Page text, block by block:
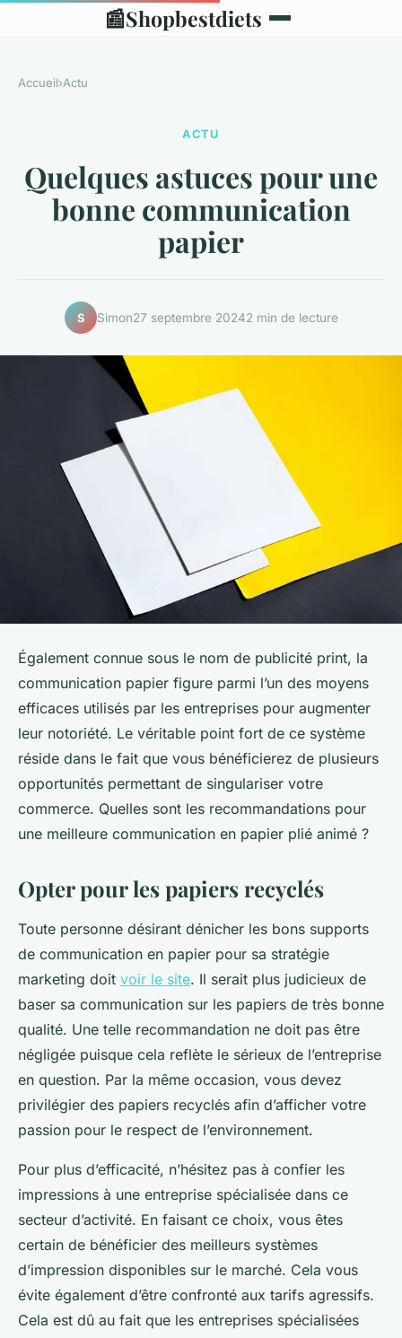
📰Shopbestdiets
Accueil›Actu
ACTU
Quelques astuces pour une
bonne communication
papier
S Simon27 septembre 20242 min de lecture
Également connue sous le nom de publicité print, la
communication papier figure parmi l’un des moyens
efficaces utilisés par les entreprises pour augmenter
leur notoriété. Le véritable point fort de ce système
réside dans le fait que vous bénéficierez de plusieurs
opportunités permettant de singulariser votre
commerce. Quelles sont les recommandations pour
une meilleure communication en papier plié animé ?
Opter pour les papiers recyclés
Toute personne désirant dénicher les bons supports
de communication en papier pour sa stratégie
marketing doit voir le site. Il serait plus judicieux de
baser sa communication sur les papiers de très bonne
qualité. Une telle recommandation ne doit pas être
négligée puisque cela reflète le sérieux de l’entreprise
en question. Par la même occasion, vous devez
privilégier des papiers recyclés afin d’afficher votre
passion pour le respect de l’environnement.
Pour plus d’efficacité, n’hésitez pas à confier les
impressions à une entreprise spécialisée dans ce
secteur d’activité. En faisant ce choix, vous êtes
certain de bénéficier des meilleurs systèmes
d’impression disponibles sur le marché. Cela vous
évite également d’être confronté aux tarifs agressifs.
Cela est dû au fait que les entreprises spécialisées